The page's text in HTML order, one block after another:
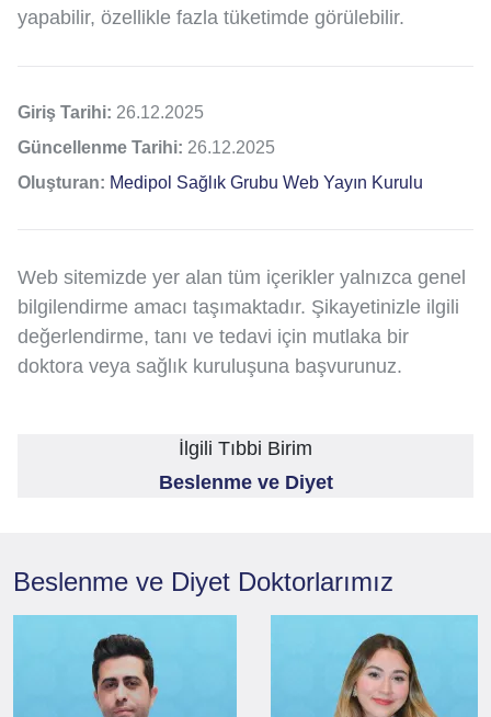
yapabilir, özellikle fazla tüketimde görülebilir.
Giriş Tarihi: 26.12.2025
Güncellenme Tarihi: 26.12.2025
Oluşturan: Medipol Sağlık Grubu Web Yayın Kurulu
Web sitemizde yer alan tüm içerikler yalnızca genel
bilgilendirme amacı taşımaktadır. Şikayetinizle ilgili
değerlendirme, tanı ve tedavi için mutlaka bir
doktora veya sağlık kuruluşuna başvurunuz.
İlgili Tıbbi Birim
Beslenme ve Diyet
Beslenme ve Diyet Doktorlarımız